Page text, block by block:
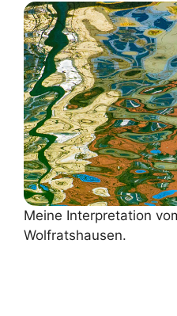
Meine Interpretation
Wolfratshausen.